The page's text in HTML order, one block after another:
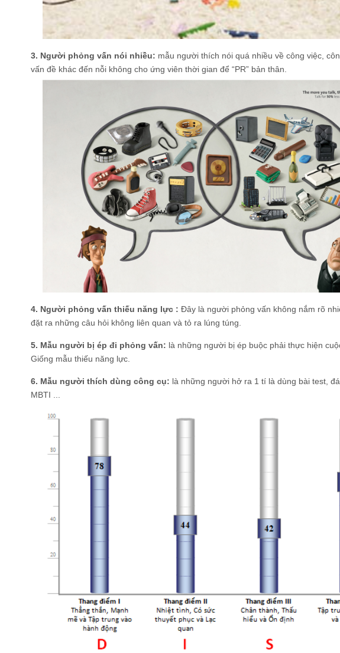
3. Người phỏng vấn nói nhiều: mẫu người thích nói quá nhiều về công việc,
vấn đề khác đến nỗi không cho ứng viên thời gian để “PR” bản thân.
4. Người phỏng vấn thiếu năng lực : Đây là người phỏng vấn không nắm rõ
đặt ra những câu hỏi không liên quan và tỏ ra lúng túng.
5. Mẫu người bị ép đi phỏng vấn: là những người bị ép buộc phải thực hiện
Giống mẫu thiếu năng lực.
6. Mẫu người thích dùng công cụ: là những người hở ra 1 tí là dùng bài test,
MBTI ...